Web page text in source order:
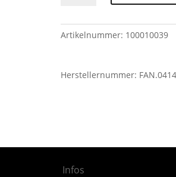
-
50
Artikelnummer: 100010039
Herstellernummer:
Infos